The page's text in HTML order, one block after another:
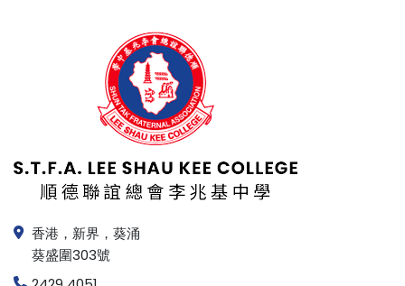
香港，新界，葵涌
葵盛圍303號